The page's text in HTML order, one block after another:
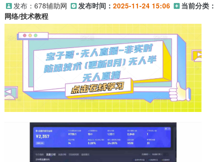
发布： 678辅助网 发布时间： 2025-11-24 15:06
当前分类：
网络/技术教程